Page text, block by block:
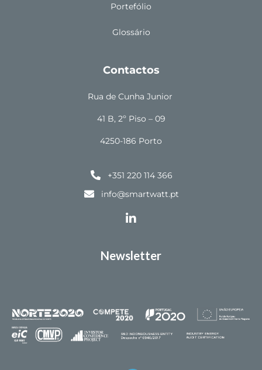
Portefólio
Glossário
Contactos
Rua de Cunha Junior
41 B, 2º Piso – 09
4250-186 Porto
+351 220 114 366
info@smartwatt.pt
Newsletter